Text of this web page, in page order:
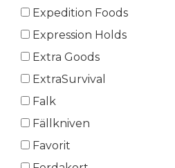
Expedition Foods
Expression Holds
Extra Goods
ExtraSurvival
Falk
Fällkniven
Favorit